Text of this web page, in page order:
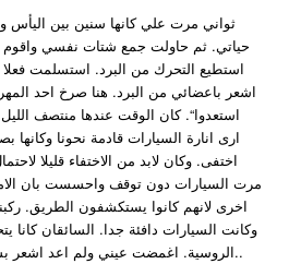
ثواني مرت علي كانها سنين بين اليأس
حياتي. ثم حاولت جمع شتات نفسي واقوم
استطيع التحرك من البرد. استسلمت
اشعر باعضائي من البرد. هنا صرخ احد
استعدوا“. كان الوقت عندها منتصف
ارى انارة السيارات قادمة نحونا وكانها
اختفى. وكان لابد من الاختفاء قليلا
مرت السيارات دون توقف واحسست بان
اخرى لانهم كانوا يستكشفون الطريق.
وكانت السيارات دافئة جدا. السائقان كانا
الروسية. اغمضت عيني ولم اعد اشعر بشيء لاني كنت مبلل تماما..